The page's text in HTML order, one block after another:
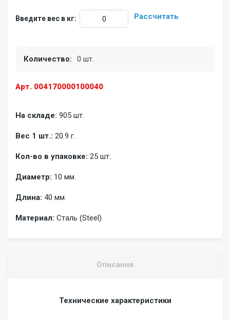
Арт. 004170000100040
На складе: 905 шт.
Вес 1 шт.: 20.9 г.
Кол-во в упаковке: 25 шт.
Диаметр: 10 мм.
Длина: 40 мм.
Материал: Сталь (Steel)
Введите вес в кг: Рассчитать
Количество: 0 шт.
Описание
Технические характеристики